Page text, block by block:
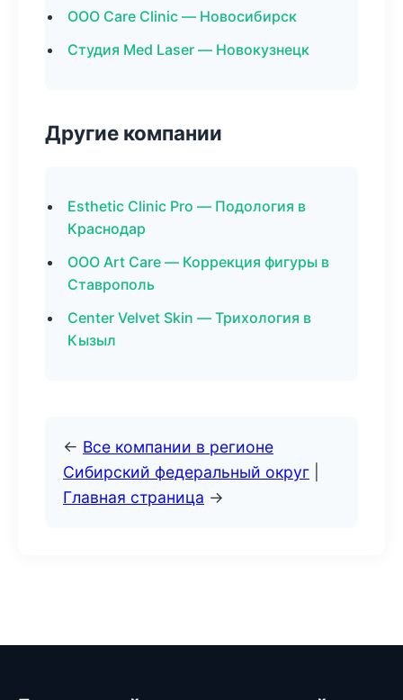
ООО Care Clinic — Новосибирск
Студия Med Laser — Новокузнецк
Другие компании
Esthetic Clinic Pro — Подология в
Краснодар
ООО Art Care — Коррекция фигуры в
Ставрополь
Center Velvet Skin — Трихология в
Кызыл
← Все компании в регионе
Сибирский федеральный округ
Главная страница →